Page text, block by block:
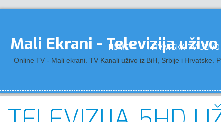
Mali Ekrani - Televizija uživo
Online TV - Mali ekrani. TV Kanali uživo iz BiH, Srbije i Hrvatske.
HOME HRVATSKA TV UŽIVO